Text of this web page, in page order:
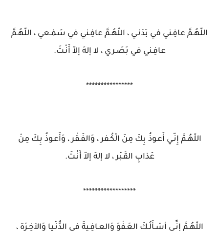
اللّهُـمَّ عافِـني في بَدَنـي ، اللّهُـمَّ عافِـني في سَمْـعي ، اللّهُـمَّ
عافِـني في بَصَـري ، لا إلهَ إلاّ أَنْـتَ.
****************
اللّهُـمَّ إِنّـي أَعـوذُ بِكَ مِنَ الْكُـفر ، وَالفَـقْر ، وَأَعـوذُ بِكَ مِنْ
عَذابِ القَـبْر ، لا إلهَ إلاّ أَنْـتَ.
******************
اللّهُـمَّ إِنِّـي أسْـأَلُـكَ العَـفْوَ وَالعـافِـيةَ في الدُّنْـيا وَالآخِـرَة ،